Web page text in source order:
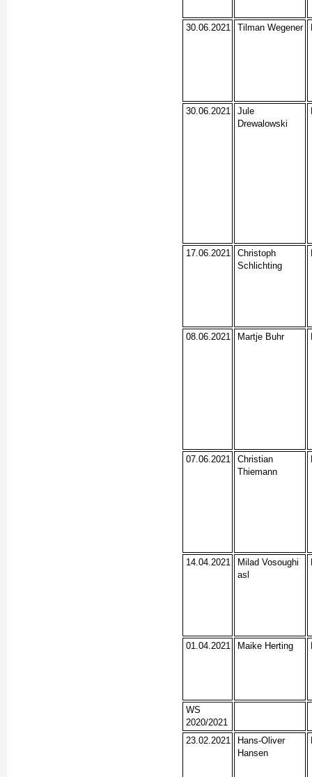
30.06.2021 Tilman Wegener
30.06.2021
Jule
Drewalowski
17.06.2021
Christoph
Schlichting
08.06.2021 Martje Buhr
07.06.2021
Christian
Thiemann
14.04.2021
Milad Vosoughi
asl
01.04.2021 Maike Herting
WS
2020/2021
23.02.2021
Hans-Oliver
Hansen